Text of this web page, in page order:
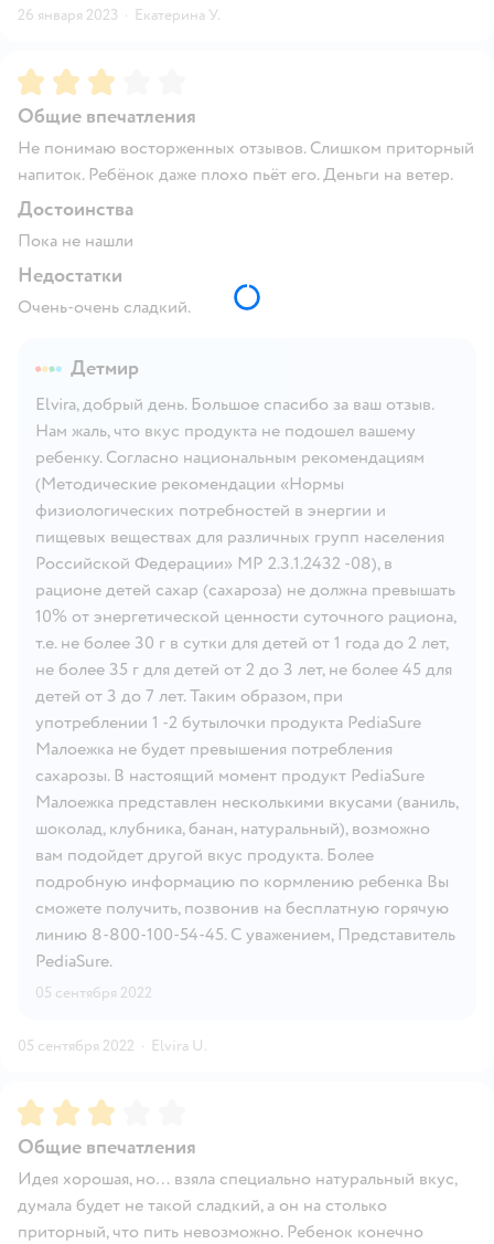
26 января 2023 · Екатерина У.
Рейтинг:3
Общие впечатления
Не понимаю восторженных отзывов. Слишком приторный
напиток. Ребёнок даже плохо пьёт его. Деньги на ветер.
Достоинства
Пока не нашли
Недостатки
Очень-очень сладкий.
Детмир
Elvira, добрый день. Большое спасибо за ваш отзыв.
Нам жаль, что вкус продукта не подошел вашему
ребенку. Согласно национальным рекомендациям
(Методические рекомендации «Нормы
физиологических потребностей в энергии и
пищевых веществах для различных групп населения
Российской Федерации» МР 2.3.1.2432 -08), в
рационе детей сахар (сахароза) не должна превышать
10% от энергетической ценности суточного рациона,
т.е. не более 30 г в сутки для детей от 1 года до 2 лет,
не более 35 г для детей от 2 до 3 лет, не более 45 для
детей от 3 до 7 лет. Таким образом, при
употреблении 1 -2 бутылочки продукта PediaSure
Малоежка не будет превышения потребления
сахарозы. В настоящий момент продукт PediaSure
Малоежка представлен несколькими вкусами (ваниль,
шоколад, клубника, банан, натуральный), возможно
вам подойдет другой вкус продукта. Более
подробную информацию по кормлению ребенка Вы
сможете получить, позвонив на бесплатную горячую
линию 8-800-100-54-45. С уважением, Представитель
PediaSure.
05 сентября 2022
05 сентября 2022 · Elvira U.
Рейтинг:3
Общие впечатления
Идея хорошая, но… взяла специально натуральный вкус,
думала будет не такой сладкий, а он на столько
приторный, что пить невозможно. Ребенок конечно